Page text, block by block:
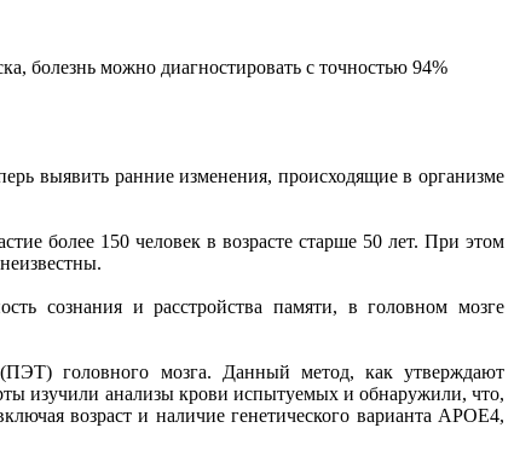
болезнь можно диагностировать с точностью 94%
выявить ранние изменения, происходящие в организме
более 150 человек в возрасте старше 50 лет. При этом
сознания и расстройства памяти, в головном мозге
головного мозга. Данный метод, как утверждают
изучили анализы крови испытуемых и обнаружили, что,
возраст и наличие генетического варианта APOE4,